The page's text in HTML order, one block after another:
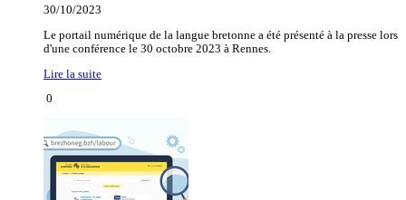
30/10/2023
Le portail numérique de la langue bretonne a été présenté à la presse lors
d'une conférence le 30 octobre 2023 à Rennes.
Lire la suite
0